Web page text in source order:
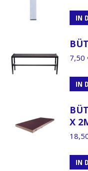
IN
7,50
IN
X
IN